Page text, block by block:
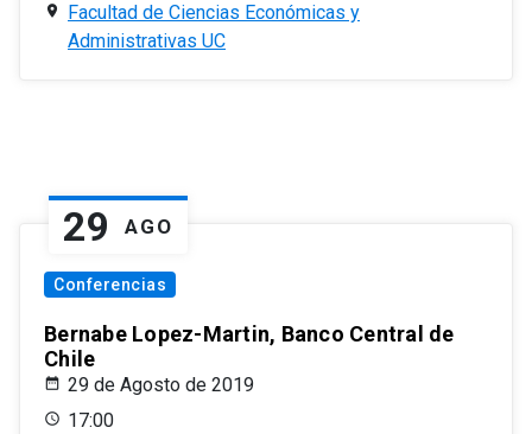
Facultad de Ciencias Económicas y
Administrativas UC
29 AGO
Conferencias
Bernabe Lopez-Martin, Banco Central de
Chile
29 de Agosto de 2019
17:00